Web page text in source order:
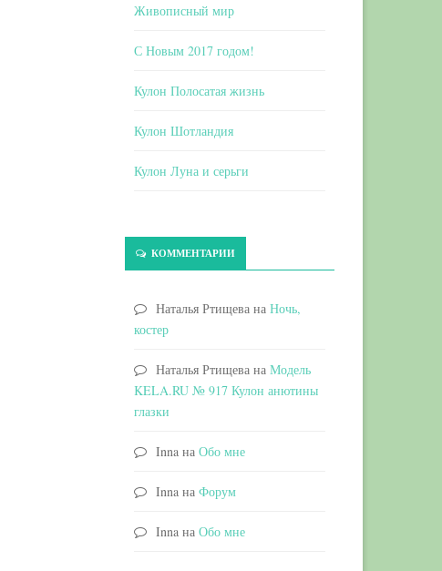
Живописный мир
С Новым 2017 годом!
Кулон Полосатая жизнь
Кулон Шотландия
Кулон Луна и серьги
КОММЕНТАРИИ
Наталья Ртищевана Ночь,
костер
Наталья Ртищевана Модель
KELA.RU № 917 Кулон анютины
глазки
Innaна Обо мне
Innaна Форум
Innaна Обо мне